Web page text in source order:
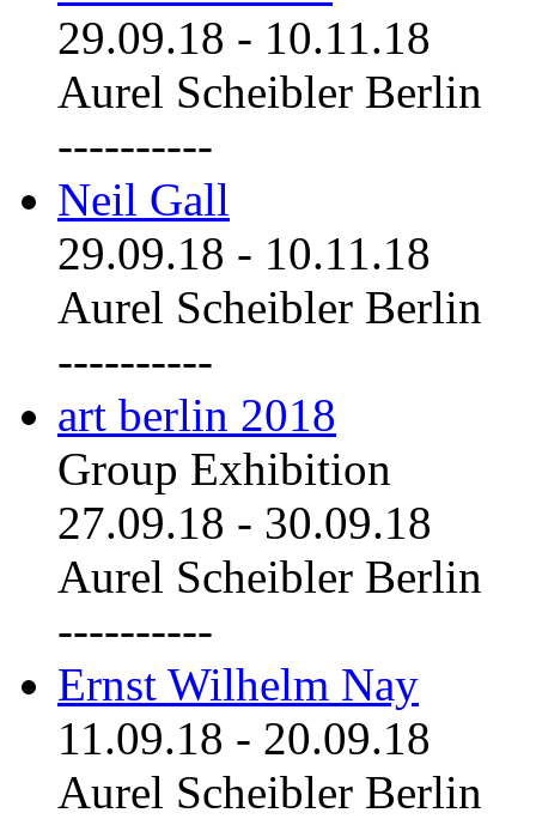
29.09.18 - 10.11.18
Aurel Scheibler Berlin
----------
Neil Gall
29.09.18 - 10.11.18
Aurel Scheibler Berlin
----------
art berlin 2018
Group Exhibition
27.09.18 - 30.09.18
Aurel Scheibler Berlin
----------
Ernst Wilhelm Nay
11.09.18 - 20.09.18
Aurel Scheibler Berlin